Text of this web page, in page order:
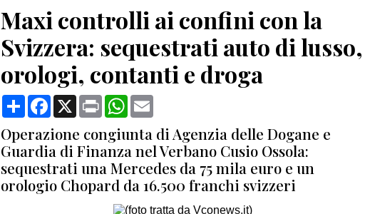
Maxi controlli ai confini con la
Svizzera: sequestrati auto di lusso,
orologi, contanti e droga
CondividiFacebook
X Print WhatsApp
Operazione congiunta di Agenzia delle Dogane e
Guardia di Finanza nel Verbano Cusio Ossola:
sequestrati una Mercedes da 75 mila euro e un
orologio Chopard da 16.500 franchi svizzeri